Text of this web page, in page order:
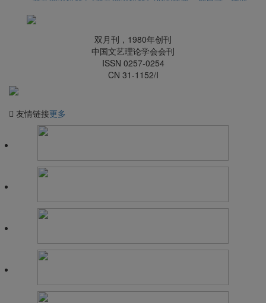
文艺理论研究 | 《文艺理论研究》2021年第1-6期总目录
双月刊，1980年创刊
中国文艺理论学会会刊
ISSN 0257-0254
CN 31-1152/I
友情链接更多